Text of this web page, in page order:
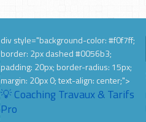
div style="background-color: #f0f7ff;
border: 2px dashed #0056b3;
padding: 20px; border-radius: 15px;
margin: 20px 0; text-align: center;">
💡 Coaching Travaux & Tarifs
Pro